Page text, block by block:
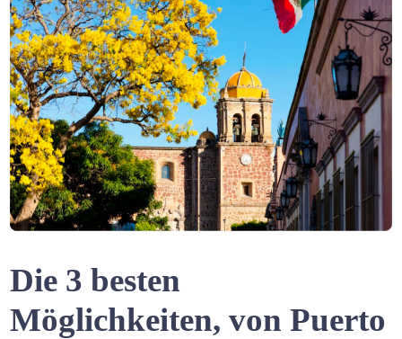
Die 3 besten
Möglichkeiten, von Puerto